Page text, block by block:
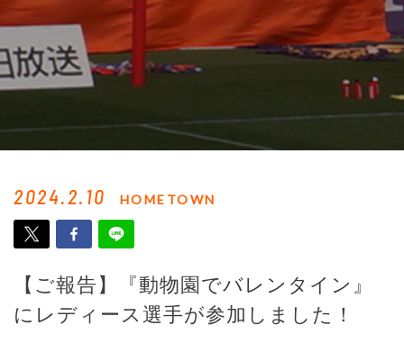
2024.2.10 HOMETOWN
【ご報告】『動物園でバレンタイン』
にレディース選手が参加しました！